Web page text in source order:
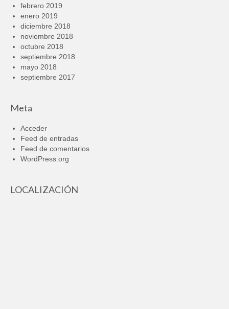
febrero 2019
enero 2019
diciembre 2018
noviembre 2018
octubre 2018
septiembre 2018
mayo 2018
septiembre 2017
Meta
Acceder
Feed de entradas
Feed de comentarios
WordPress.org
LOCALIZACIÓN